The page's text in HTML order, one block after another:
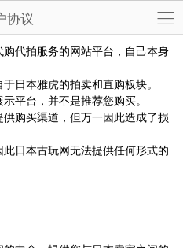
协议
代拍服务的网站平台，自己本身
日本雅虎的拍卖和直购板块。
平台，并不是推荐您购买。
购买渠道，但万一因此造成了损
日本古玩网无法提供任何形式的